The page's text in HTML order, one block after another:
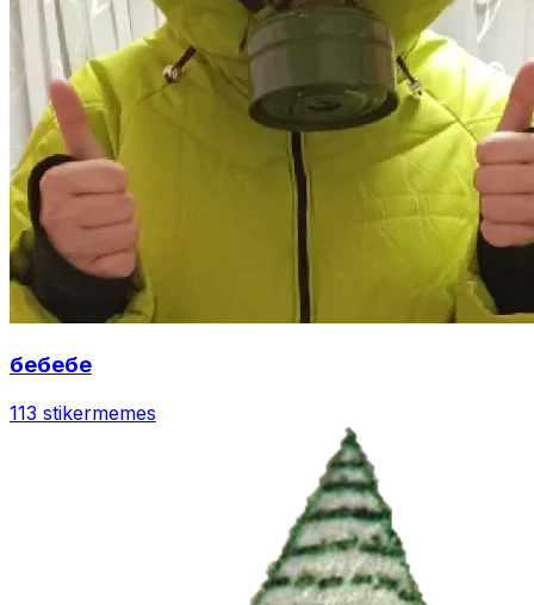
бебебе
113 stikermemes